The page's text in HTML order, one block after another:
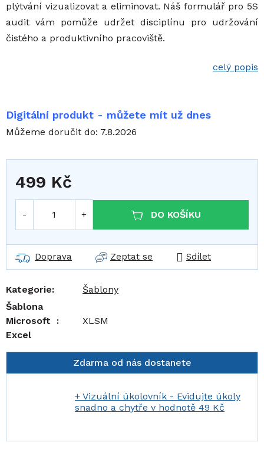
plýtvání vizualizovat a eliminovat. Náš formulář pro 5S
audit vám pomůže udržet disciplínu pro udržování
čistého a produktivního pracoviště.
celý popis
Digitální produkt - můžete mít už dnes
Můžeme doručit do: 7.8.2026
499 Kč
Měrná cena:
DO KOŠÍKU
Zdarma od nás dostanete
+ Vizuální úkolovník - Evidujte úkoly
snadno a chytře v hodnotě 49 Kč
Doprava Zeptat se Sdílet
Kategorie:
Šablony
Šablona
Microsoft
Excel
: XLSM